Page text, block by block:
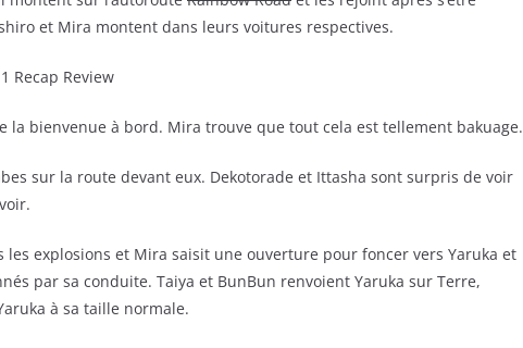
et Mira montent dans leurs voitures respectives.
la bienvenue à bord. Mira trouve que tout cela est tellement bakuage.
sur la route devant eux. Dekotorade et Ittasha sont surpris de voir
explosions et Mira saisit une ouverture pour foncer vers Yaruka et
par sa conduite. Taiya et BunBun renvoient Yaruka sur Terre,
à sa taille normale.